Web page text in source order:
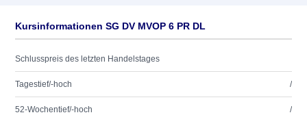
Kursinformationen SG DV MVOP 6 PR DL
Schlusspreis des letzten Handelstages
Tagestief/-hoch /
52-Wochentief/-hoch /